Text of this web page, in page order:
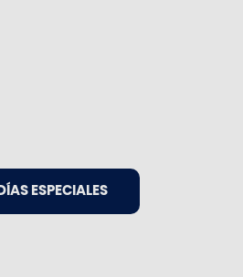
DÍAS ESPECIALES